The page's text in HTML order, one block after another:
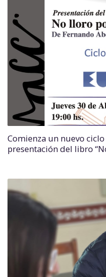
Comienza un nuevo ciclo
presentación del libro